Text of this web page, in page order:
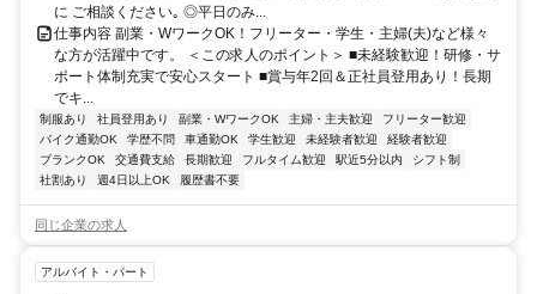
に ご相談ください｡ ◎平日のみ...
仕事内容 副業・WワークOK！フリーター・学生・主婦(夫)など様々
な方が活躍中です。 ＜この求人のポイント＞ ■未経験歓迎！研修・サ
ポート体制充実で安心スタート ■賞与年2回＆正社員登用あり！長期
でキ...
制服あり 社員登用あり 副業・WワークOK 主婦・主夫歓迎
フリーター歓迎
バイク通勤OK
学歴不問 車通勤OK 学生歓迎 未経験者歓迎
経験者歓迎
ブランクOK
交通費支給 長期歓迎 フルタイム歓迎 駅近5分以内
シフト制
社割あり
週4日以上OK 履歴書不要
同じ企業の求人
アルバイト・パート